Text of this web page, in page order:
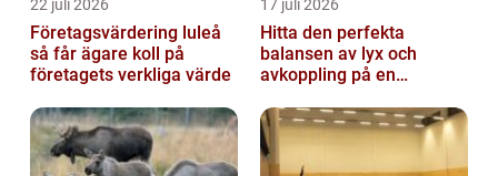
22 juli 2026
Företagsvärdering luleå
så får ägare koll på
företagets verkliga värde
17 juli 2026
Hitta den perfekta
balansen av lyx och
avkoppling på en
Östermalm